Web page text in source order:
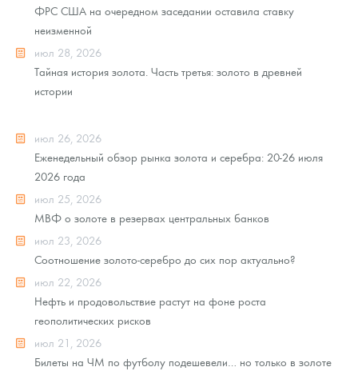
ФРС США на очередном заседании оставила ставку
неизменной
июл 28, 2026
Тайная история золота. Часть третья: золото в древней
истории
июл 26, 2026
Еженедельный обзор рынка золота и серебра: 20-26 июля
2026 года
июл 25, 2026
МВФ о золоте в резервах центральных банков
июл 23, 2026
Соотношение золото-серебро до сих пор актуально?
июл 22, 2026
Нефть и продовольствие растут на фоне роста
геополитических рисков
июл 21, 2026
Билеты на ЧМ по футболу подешевели… но только в золоте